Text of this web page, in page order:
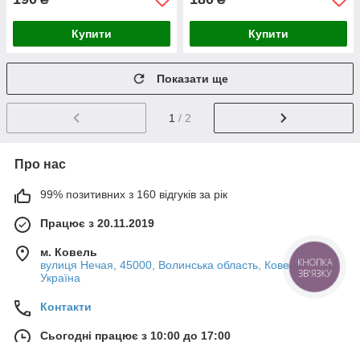
Купити Купити
Показати ще
1 / 2
Про нас
99% позитивних з 160 відгуків за рік
Працює з 20.11.2019
м. Ковель
вулиця Нечая, 45000, Волинська область, Ковель,
Україна
Контакти
Сьогодні працює з 10:00 до 17:00
КНОПКА
ЗВ'ЯЗКУ